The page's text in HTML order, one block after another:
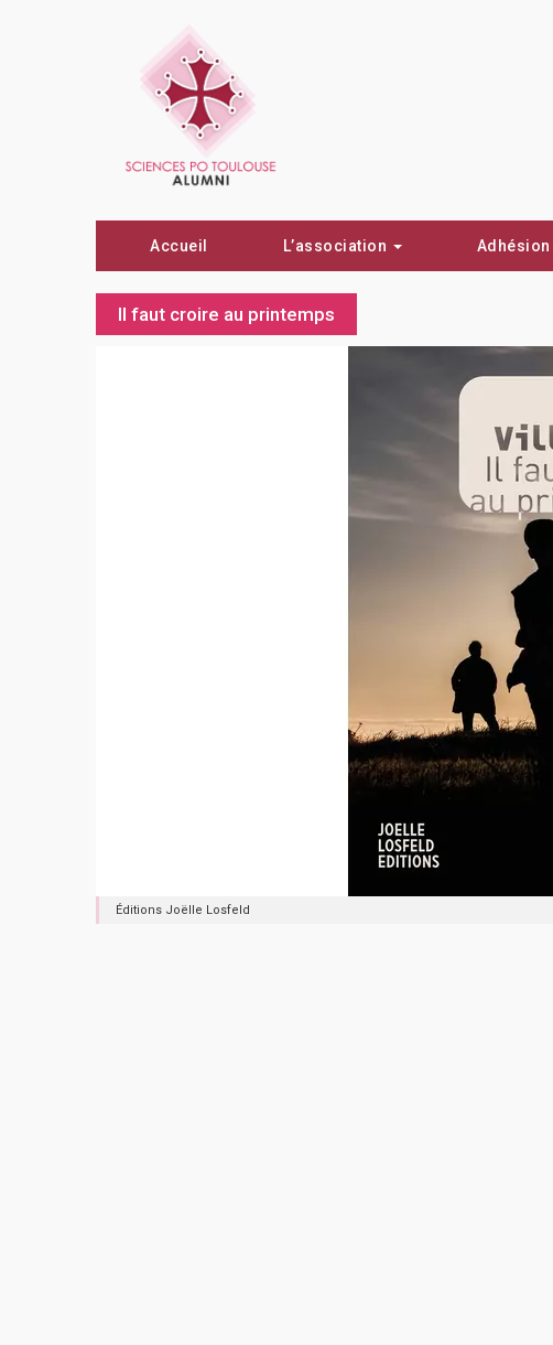
Accueil L’association Adhésion
Il faut croire au printemps
Éditions Joëlle Losfeld